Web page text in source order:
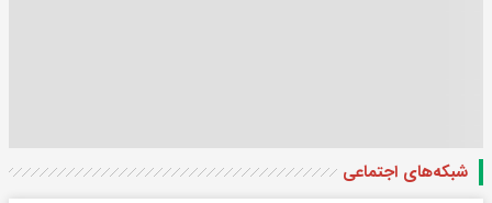
شبکه‌های اجتماعی